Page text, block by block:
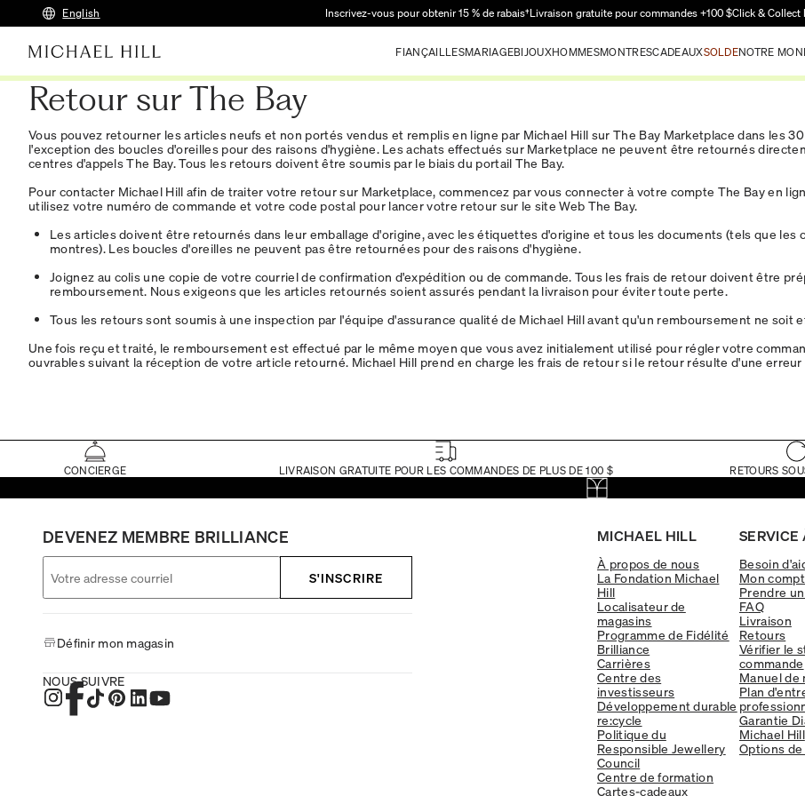
Passer au contenu principal
English Inscrivez-vous pour obtenir 15 % de rabais†Livraison gratuite pour commandes +100 $Click & Collect
FIANÇAILLESMARIAGEBIJOUXHOMMESMONTRESCADEAUXSOLDENOTRE
Retour sur The Bay
Vous pouvez retourner les articles neufs et non portés vendus et remplis en ligne par Michael Hill sur The Bay Marketplace dans les
l'exception des boucles d'oreilles pour des raisons d'hygiène. Les achats effectués sur Marketplace ne peuvent être retournés
centres d'appels The Bay. Tous les retours doivent être soumis par le biais du portail The Bay.
Pour contacter Michael Hill afin de traiter votre retour sur Marketplace, commencez par vous connecter à votre compte The Bay en
utilisez votre numéro de commande et votre code postal pour lancer votre retour sur le site Web The Bay.
Les articles doivent être retournés dans leur emballage d'origine, avec les étiquettes d'origine et tous les documents (tels que
montres). Les boucles d'oreilles ne peuvent pas être retournées pour des raisons d'hygiène.
Joignez au colis une copie de votre courriel de confirmation d'expédition ou de commande. Tous les frais de retour doivent être
remboursement. Nous exigeons que les articles retournés soient assurés pendant la livraison pour éviter toute perte.
Tous les retours sont soumis à une inspection par l'équipe d'assurance qualité de Michael Hill avant qu'un remboursement ne soit
Une fois reçu et traité, le remboursement est effectué par le même moyen que vous avez initialement utilisé pour régler votre
ouvrables suivant la réception de votre article retourné. Michael Hill prend en charge les frais de retour si le retour résulte d'une
CONCIERGE LIVRAISON GRATUITE POUR LES COMMANDES DE PLUS DE 100 $ RETOURS
MICHAEL HILL
À propos de nous
La Fondation Michael
Hill
Localisateur de
magasins
Programme de Fidélité
Brilliance
Carrières
Centre des
investisseurs
Développement durable
re:cycle
Politique du
Responsible Jewellery
Council
Centre de formation
Cartes-cadeaux
SERVICE
Besoin
Mon
Prendre
FAQ
Livraison
Retours
Vérifier le
commande
Manuel de
Plan
Garantie
Michael Hill
Options
DEVENEZ MEMBRE BRILLIANCE
S'INSCRIRE
Définir mon magasin
NOUS SUIVRE